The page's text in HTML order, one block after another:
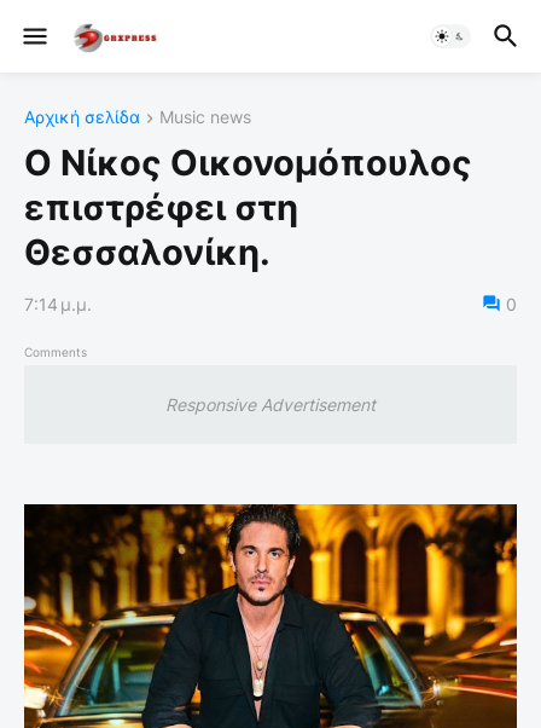
Αρχική σελίδα Music news
Ο Νίκος Οικονομόπουλος
επιστρέφει στη
Θεσσαλονίκη.
7:14 μ.μ. 0
Comments
Responsive Advertisement